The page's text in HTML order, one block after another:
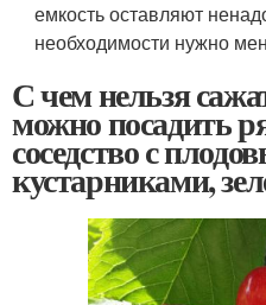
емкость оставляют
необходимости нужно
С чем нельзя
можно посадить
соседство с
кустарниками,